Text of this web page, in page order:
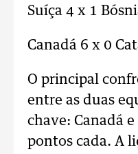
Suíça 4 x 1
Canadá 6 x 0
O principal
entre as duas
chave: Canadá
pontos cada. A